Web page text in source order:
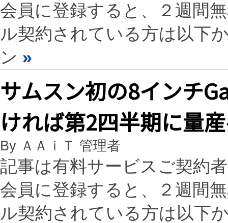
会員に登録すると、２週間
ル契約されている方は以下
ン »
サムスン初の8インチ
ければ第2四半期に量
By ＡＡｉＴ 管理者
記事は有料サービスご契約
会員に登録すると、２週間
ル契約されている方は以下